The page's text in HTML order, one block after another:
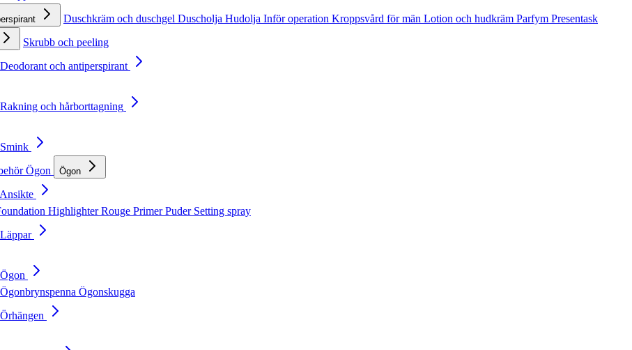
Duschkräm och duschgel Duscholja Hudolja Inför operation Kroppsvård för män Lotion och hudkräm Parfym Presentask
Skrubb och peeling
och antiperspirant
och hårborttagning
Ögon Ögon
HighlighterRouge PrimerPuder Setting spray
Ögonbrynspenna Ögonskugga